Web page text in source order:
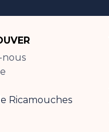
nous
Ricamouches